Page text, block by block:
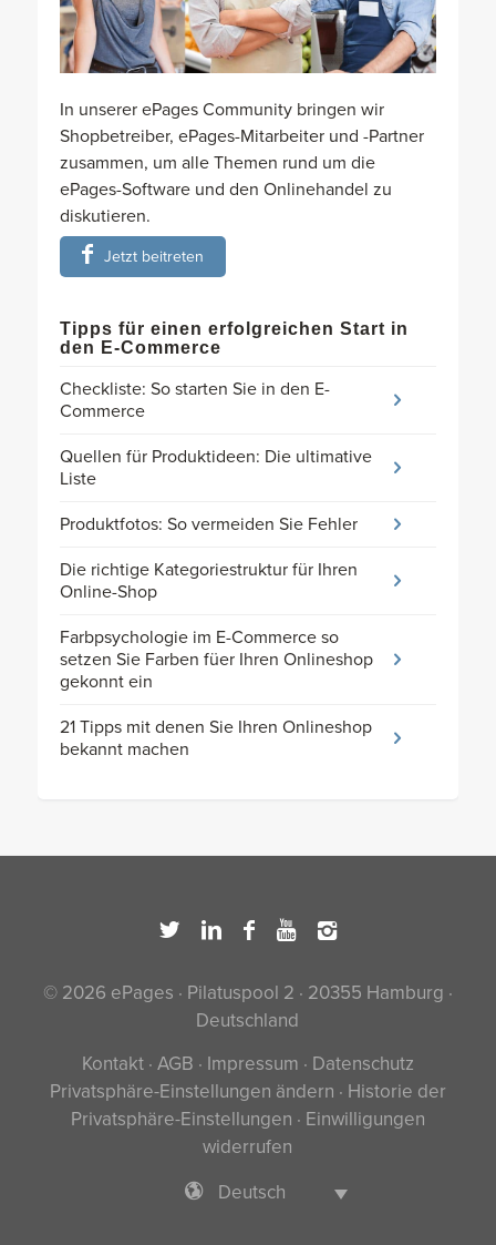
In unserer ePages Community bringen wir
Shopbetreiber, ePages-Mitarbeiter und -Partner
zusammen, um alle Themen rund um die
ePages-Software und den Onlinehandel zu
diskutieren.
Jetzt beitreten
Tipps für einen erfolgreichen Start in
den E-Commerce
Checkliste: So starten Sie in den E-
Commerce
Quellen für Produktideen: Die ultimative
Liste
Produktfotos: So vermeiden Sie Fehler
Die richtige Kategoriestruktur für Ihren
Online-Shop
Farbpsychologie im E-Commerce so
setzen Sie Farben füer Ihren Onlineshop
gekonnt ein
21 Tipps mit denen Sie Ihren Onlineshop
bekannt machen
© 2026 ePages · Pilatuspool 2 · 20355 Hamburg ·
Deutschland
Kontakt· AGB · Impressum · Datenschutz
Privatsphäre-Einstellungen ändern · Historie der
Privatsphäre-Einstellungen · Einwilligungen
widerrufen
Deutsch